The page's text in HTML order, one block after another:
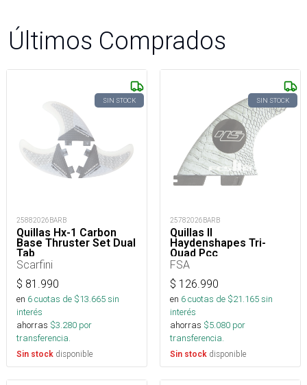
Últimos Comprados
SIN STOCK
25882026BARB
Quillas Hx-1 Carbon
Base Thruster Set Dual
Tab
Scarfini
$ 81.990
en 6cuotas de $13.665sin
interés
ahorras $3.280 por
transferencia.
Sin stock disponible
SIN STOCK
25782026BARB
Quillas II
Haydenshapes Tri-
Quad Pcc
FSA
$ 126.990
en 6cuotas de $21.165sin
interés
ahorras $5.080 por
transferencia.
Sin stock disponible